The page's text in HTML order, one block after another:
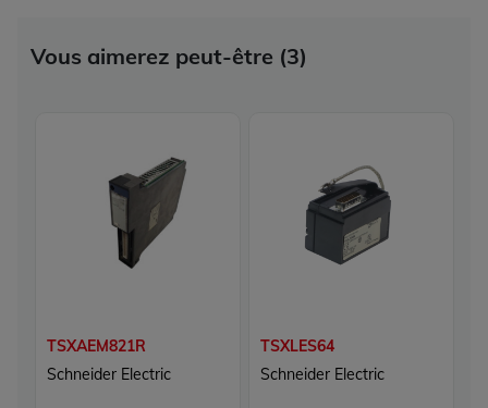
Vous aimerez peut-être (3)
TSXAEM821R
Schneider Electric
TSXLES64
Schneider Electric